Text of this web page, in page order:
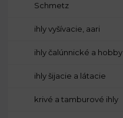
Schmetz
ihly vyšívacie, aari
ihly čalúnnické a hobby
ihly šijacie a látacie
krivé a tamburové ihly